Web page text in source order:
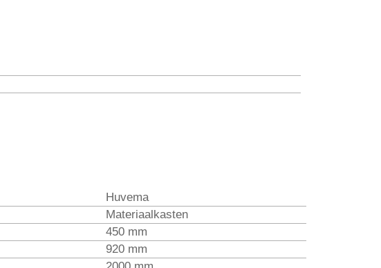
Huvema
Materiaalkasten
450 mm
920 mm